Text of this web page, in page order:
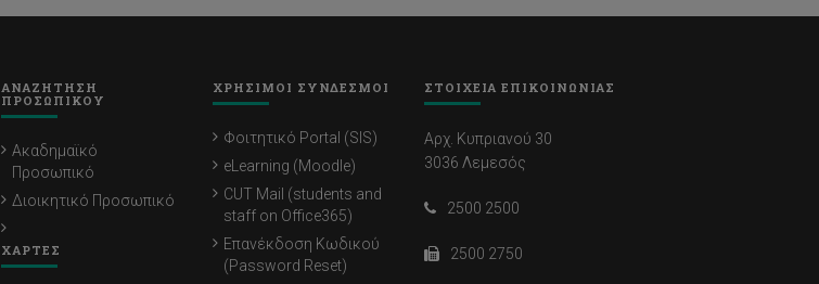
ΑΝΑΖΗΤΗΣΗ
ΠΡΟΣΩΠΙΚΟΥ
Ακαδημαϊκό
Προσωπικό
Διοικητικό Προσωπικό
ΧΑΡΤΕΣ
ΧΡΗΣΙΜΟΙ ΣΥΝΔΕΣΜΟΙ
Φοιτητικό Portal (SIS)
eLearning (Moodle)
CUT Mail (students and
staff on Office365)
Επανέκδοση Κωδικού
(Password Reset)
ΣΤΟΙΧΕΙΑ ΕΠΙΚΟΙΝΩΝΙΑΣ
Αρχ. Κυπριανού 30
3036 Λεμεσός
2500 2500
2500 2750